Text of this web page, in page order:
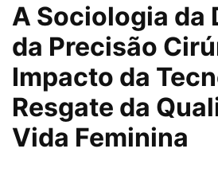
A Sociologia da
da Precisão
Impacto da
Resgate da
Vida Feminina